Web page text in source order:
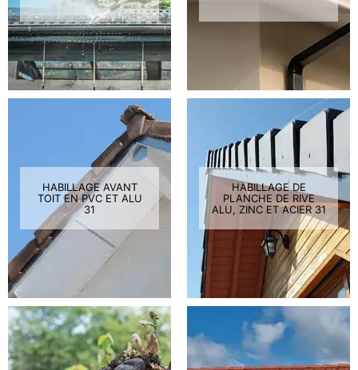
HABILLAGE AVANT
TOIT EN PVC ET ALU
31
HABILLAGE DE
PLANCHE DE RIVE
ALU, ZINC ET ACIER 31